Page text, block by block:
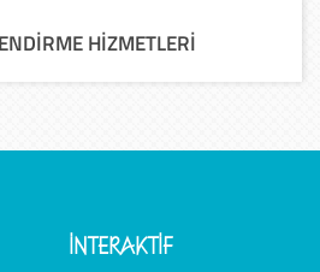
HİZMETLERİ
İNTERAKTİF